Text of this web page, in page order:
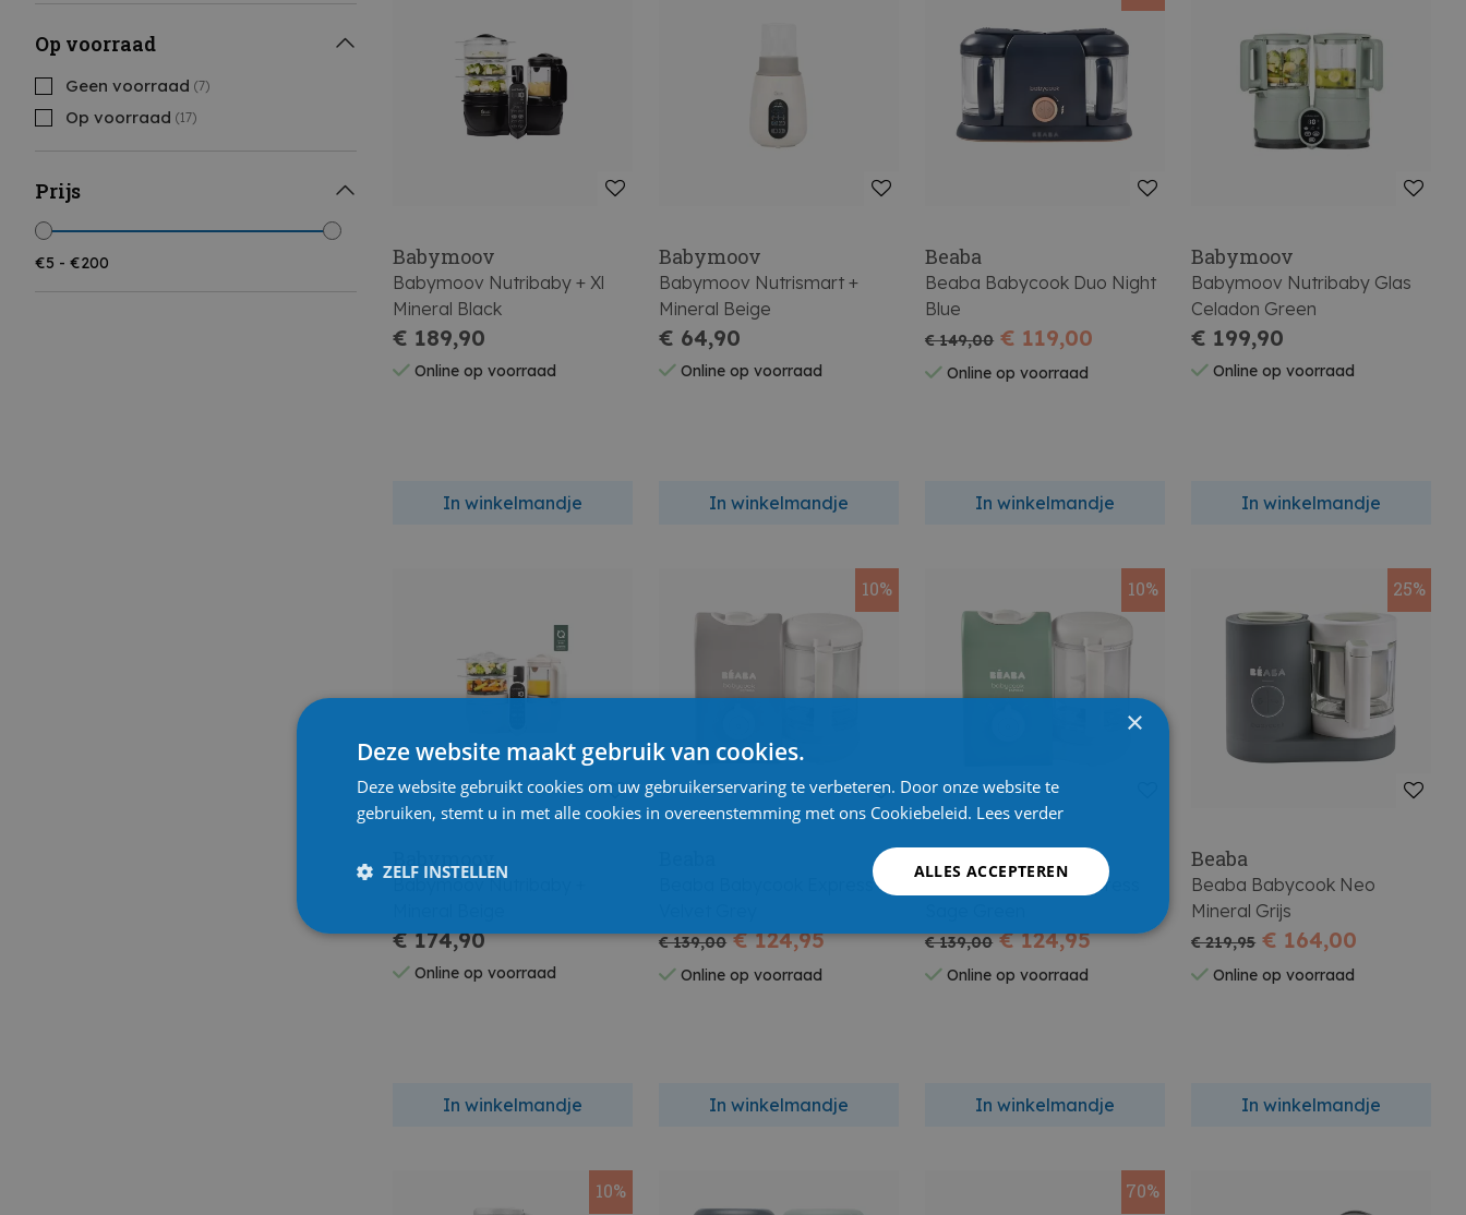
Op voorraad
Geen voorraad (7)
Op voorraad (17)
Prijs
Babymoov
Babymoov Nutribaby + Xl
Mineral Black
€ 189,90
Online op voorraad
In winkelmandje
Babymoov
Babymoov Nutrismart +
Mineral Beige
€ 64,90
Online op voorraad
In winkelmandje
Beaba
Beaba Babycook Duo Night
Blue
€ 149,00 € 119,00
Online op voorraad
In winkelmandje
Babymoov
Babymoov Nutribaby Glas
Celadon Green
€ 199,90
Online op voorraad
In winkelmandje
Babymoov Nutribaby +
€ 174,90
Online op voorraad
In winkelmandje
10%
Beaba Babycook Express
€ 139,00 € 124,95
Online op voorraad
In winkelmandje
10%
Beaba Babycook Express
€ 139,00 € 124,95
Online op voorraad
In winkelmandje
25%
Beaba
Beaba Babycook Neo
Mineral Grijs
€ 219,95 € 164,00
Online op voorraad
In winkelmandje
10% 70%
×
Deze website maakt gebruik van cookies.
Deze website gebruikt cookies om uw gebruikerservaring te verbeteren. Door onze website te
gebruiken, stemt u in met alle cookies in overeenstemming met ons Cookiebeleid. Lees verder
ALLES ACCEPTEREN
ZELF INSTELLEN